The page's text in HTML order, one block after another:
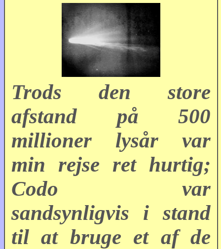
Trods den store
afstand på 500
millioner lysår var
min rejse ret hurtig;
Codo var
sandsynligvis i stand
til at bruge et af de